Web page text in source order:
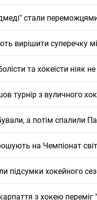
стали
вирішити
та хокеїсти ніяк
турнір з вуличного
а потім спалили
на Чемпіонат
підсумки хокейного
з хокею